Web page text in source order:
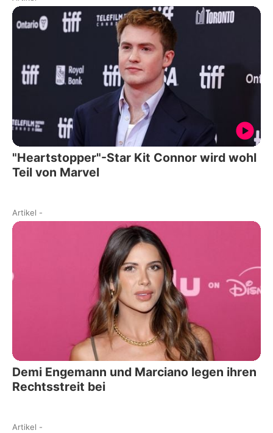
"Heartstopper"-Star Kit Connor wird wohl
Teil von Marvel
Artikel -
Demi Engemann und Marciano legen ihren
Rechtsstreit bei
Artikel -